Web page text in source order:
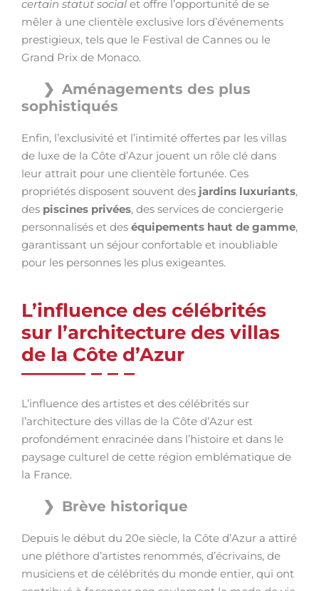
certain statut social et offre l’opportunité de se
mêler à une clientèle exclusive lors d’événements
prestigieux, tels que le Festival de Cannes ou le
Grand Prix de Monaco.
Aménagements des plus
sophistiqués
Enfin, l’exclusivité et l’intimité offertes par les villas
de luxe de la Côte d’Azur jouent un rôle clé dans
leur attrait pour une clientèle fortunée. Ces
propriétés disposent souvent des jardins luxuriants,
des piscines privées, des services de conciergerie
personnalisés et des équipements haut de gamme,
garantissant un séjour confortable et inoubliable
pour les personnes les plus exigeantes.
L’influence des célébrités
sur l’architecture des villas
de la Côte d’Azur
L’influence des artistes et des célébrités sur
l’architecture des villas de la Côte d’Azur est
profondément enracinée dans l’histoire et dans le
paysage culturel de cette région emblématique de
la France.
Brève historique
Depuis le début du 20e siècle, la Côte d’Azur a attiré
une pléthore d’artistes renommés, d’écrivains, de
musiciens et de célébrités du monde entier, qui ont